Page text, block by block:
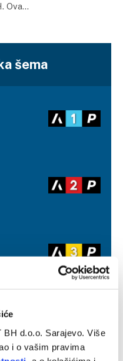
BH d.o.o. Sarajevo. Više
i o vašim pravima
Ova…
šema